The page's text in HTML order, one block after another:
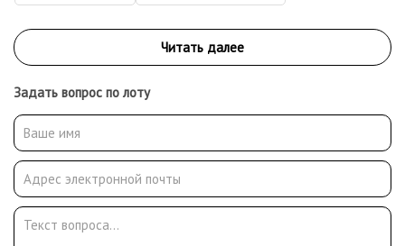
Задать вопрос по лоту